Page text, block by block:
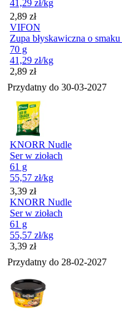
41,29 zł/kg
Cena
2,89 zł
VIFON
Zupa błyskawiczna o
70 g
41,29 zł/kg
Cena
2,89 zł
Przydatny do 30-03-2027
KNORR Nudle
Ser w ziołach
61 g
55,57 zł/kg
Cena
3,39 zł
KNORR Nudle
Ser w ziołach
61 g
55,57 zł/kg
Cena
3,39 zł
Przydatny do 28-02-2027